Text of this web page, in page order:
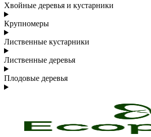
Хвойные деревья и кустарники
Крупномеры
Лиственные кустарники
Лиственные деревья
Плодовые деревья